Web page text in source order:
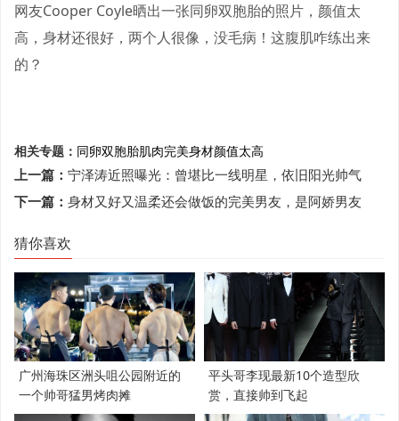
网友Cooper Coyle晒出一张同卵双胞胎的照片，颜值太
高，身材还很好，两个人很像，没毛病！这腹肌咋练出来
的？
相关专题： 同卵双胞胎肌肉完美身材颜值太高
上一篇： 宁泽涛近照曝光：曾堪比一线明星，依旧阳光帅气
下一篇： 身材又好又温柔还会做饭的完美男友，是阿娇男友
猜你喜欢
广州海珠区洲头咀公园附近的
一个帅哥猛男烤肉摊
平头哥李现最新10个造型欣
赏，直接帅到飞起